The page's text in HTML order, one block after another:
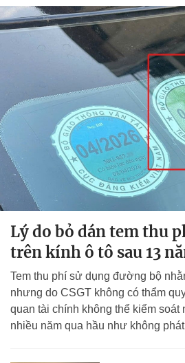
Lý do bỏ dán tem thu
trên kính ô tô sau 13
Tem thu phí sử dụng đường bộ
nhưng do CSGT không có thẩm
quan tài chính không thể kiểm soát
nhiều năm qua hầu như không